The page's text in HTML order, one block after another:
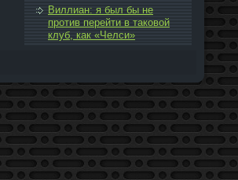
Виллиан: я был бы не
против перейти в таковой
клуб, как «Челси»